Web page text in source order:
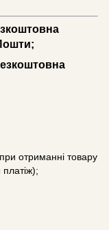
отриманні товару